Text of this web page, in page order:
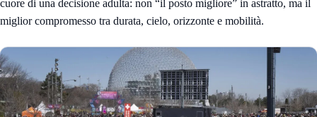
cuore di una decisione adulta: non “il posto migliore” in astratto, ma il
miglior compromesso tra durata, cielo, orizzonte e mobilità.